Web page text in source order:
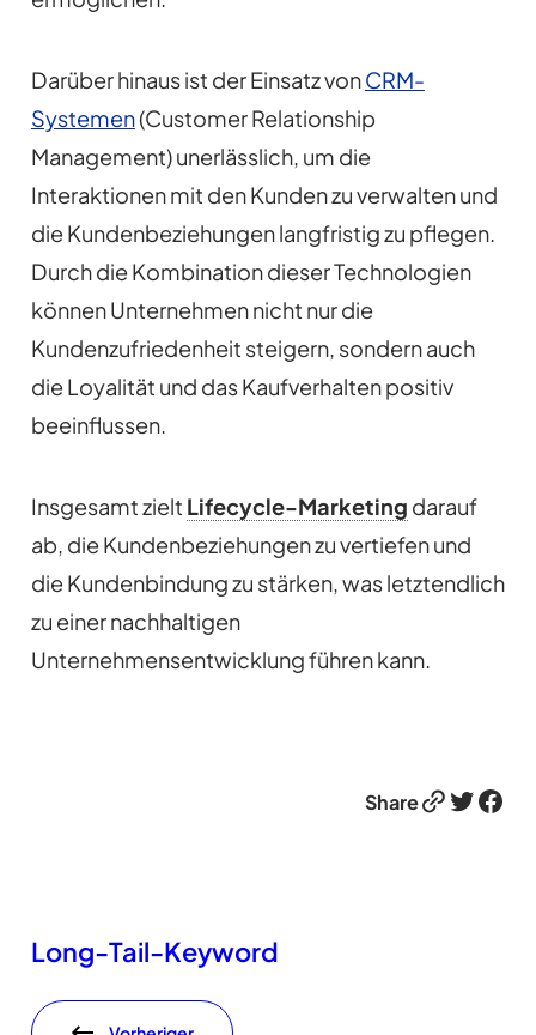
Darüber hinaus ist der Einsatz vonCRM-
Systemen(Customer Relationship
Management) unerlässlich, um die
Interaktionen mit den Kunden zu verwalten und
die Kundenbeziehungen langfristig zu pflegen.
Durch die Kombination dieser Technologien
können Unternehmen nicht nur die
Kundenzufriedenheit steigern, sondern auch
die Loyalität und das Kaufverhalten positiv
beeinflussen.
Insgesamt zielt Lifecycle-Marketing darauf
ab, die Kundenbeziehungen zu vertiefen und
die Kundenbindung zu stärken, was letztendlich
zu einer nachhaltigen
Unternehmensentwicklung führen kann.
ShareLink Twitter Facebook
Long-Tail-Keyword